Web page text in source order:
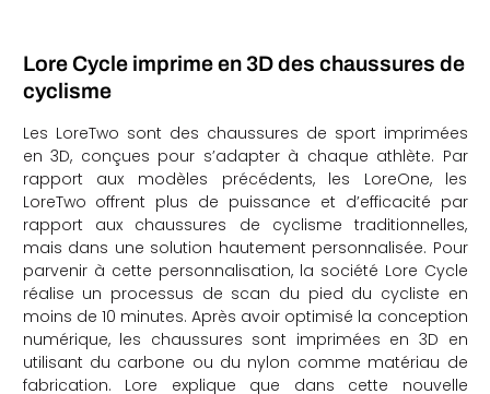
Lore Cycle imprime en 3D des chaussures de
cyclisme
Les LoreTwo sont des chaussures de sport imprimées
en 3D, conçues pour s’adapter à chaque athlète. Par
rapport aux modèles précédents, les LoreOne, les
LoreTwo offrent plus de puissance et d’efficacité par
rapport aux chaussures de cyclisme traditionnelles,
mais dans une solution hautement personnalisée. Pour
parvenir à cette personnalisation, la société Lore Cycle
réalise un processus de scan du pied du cycliste en
moins de 10 minutes. Après avoir optimisé la conception
numérique, les chaussures sont imprimées en 3D en
utilisant du carbone ou du nylon comme matériau de
fabrication. Lore explique que dans cette nouvelle